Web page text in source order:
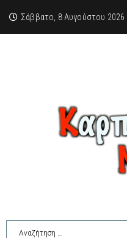
Σάββατο, 8 Αυγούστου 2026